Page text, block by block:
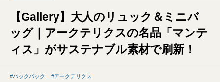
【Gallery】大人のリュック＆ミニバ
ッグ｜アークテリクスの名品「マンテ
ィス」がサステナブル素材で刷新！
バックパック アークテリクス